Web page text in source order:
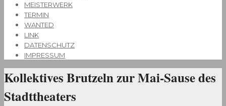
MEISTERWERK
TERMIN
WANTED
LINK
DATENSCHUTZ
IMPRESSUM
Kollektives Brutzeln zur Mai-Sause des
Stadttheaters